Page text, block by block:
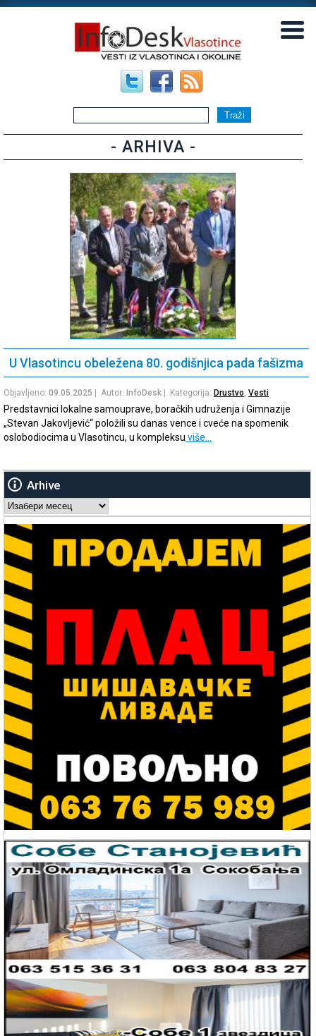
- ARHIVA -
U Vlasotincu obeležena 80. godišnjica pada fašizma
Objavljeno: 09.05.2025 | Autor: InfoDesk | Kategorija: Drustvo, Vesti
Predstavnici lokalne samouprave, boračkih udruženja i Gimnazije
„Stevan Jakovljević“ položili su danas vence i cveće na spomenik
oslobodiocima u Vlasotincu, u kompleksu više…
Arhive
Arhive